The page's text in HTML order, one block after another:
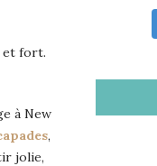
et fort.
à New
,
jolie,